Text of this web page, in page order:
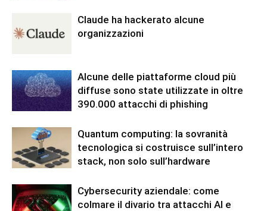
Claude ha hackerato alcune
organizzazioni
Alcune delle piattaforme cloud più
diffuse sono state utilizzate in oltre
390.000 attacchi di phishing
Quantum computing: la sovranità
tecnologica si costruisce sull’intero
stack, non solo sull’hardware
Cybersecurity aziendale: come
colmare il divario tra attacchi AI e